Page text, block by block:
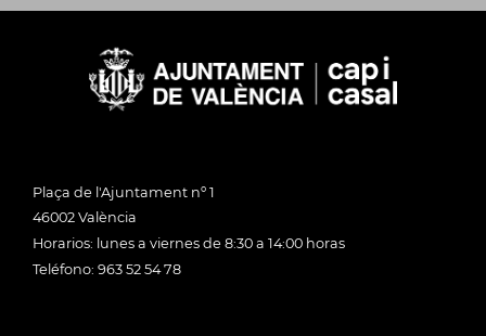
Plaça de l'Ajuntament nº 1
46002 València
Horarios: lunes a viernes de 8:30 a 14:00 horas
Teléfono: 963 52 54 78